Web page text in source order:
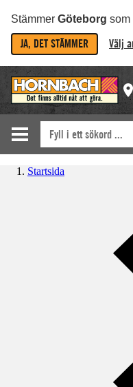
Stämmer Göteborg som
JA, DET STÄMMER Välj
Startsida